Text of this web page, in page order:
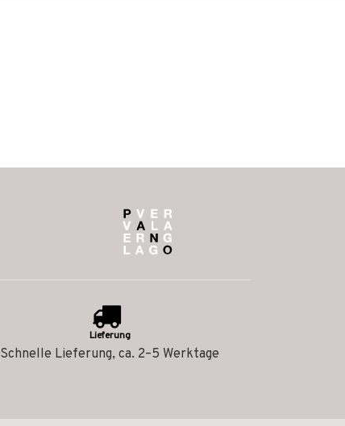
Lieferung
Schnelle Lieferung, ca. 2–5 Werktage